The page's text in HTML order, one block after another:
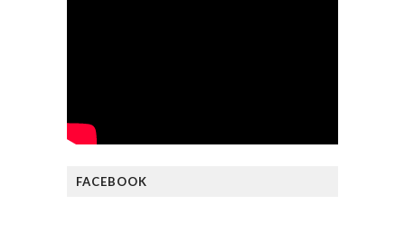
FACEBOOK